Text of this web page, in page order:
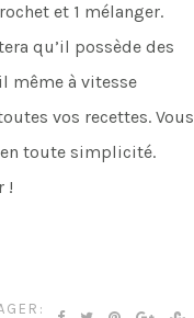
et 1 mélanger.
qu’il possède des
même à vitesse
vos recettes. Vous
en toute simplicité.
!